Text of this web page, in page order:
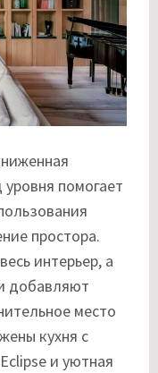
помогает
простора.
интерьер, а
добавляют
место
кухня с
и уютная